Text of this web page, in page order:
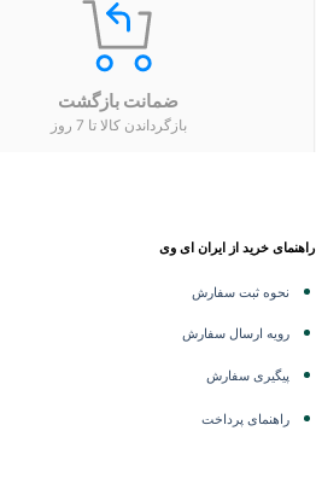
ضمانت بازگشت
بازگرداندن کالا تا 7 روز
راهنمای خرید از ایران ای وی
نحوه ثبت سفارش
رویه ارسال سفارش
پیگیری سفارش
راهنمای پرداخت